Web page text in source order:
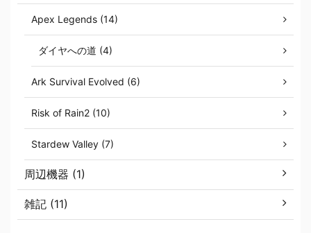
Apex Legends (14)
ダイヤへの道 (4)
Ark Survival Evolved (6)
Risk of Rain2 (10)
Stardew Valley (7)
周辺機器 (1)
雑記 (11)